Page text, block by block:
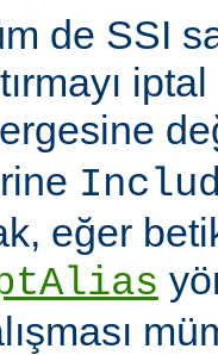
de SSI
eğer